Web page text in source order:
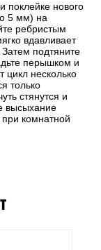
нового
5 мм) на
ребристым
вдавливает
подтяните
перышком и
цикл несколько
только
стянутся и
высыхание
при комнатной